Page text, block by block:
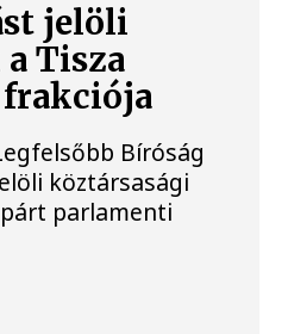
jelöli
Tisza
Bíróság
köztársasági
parlamenti